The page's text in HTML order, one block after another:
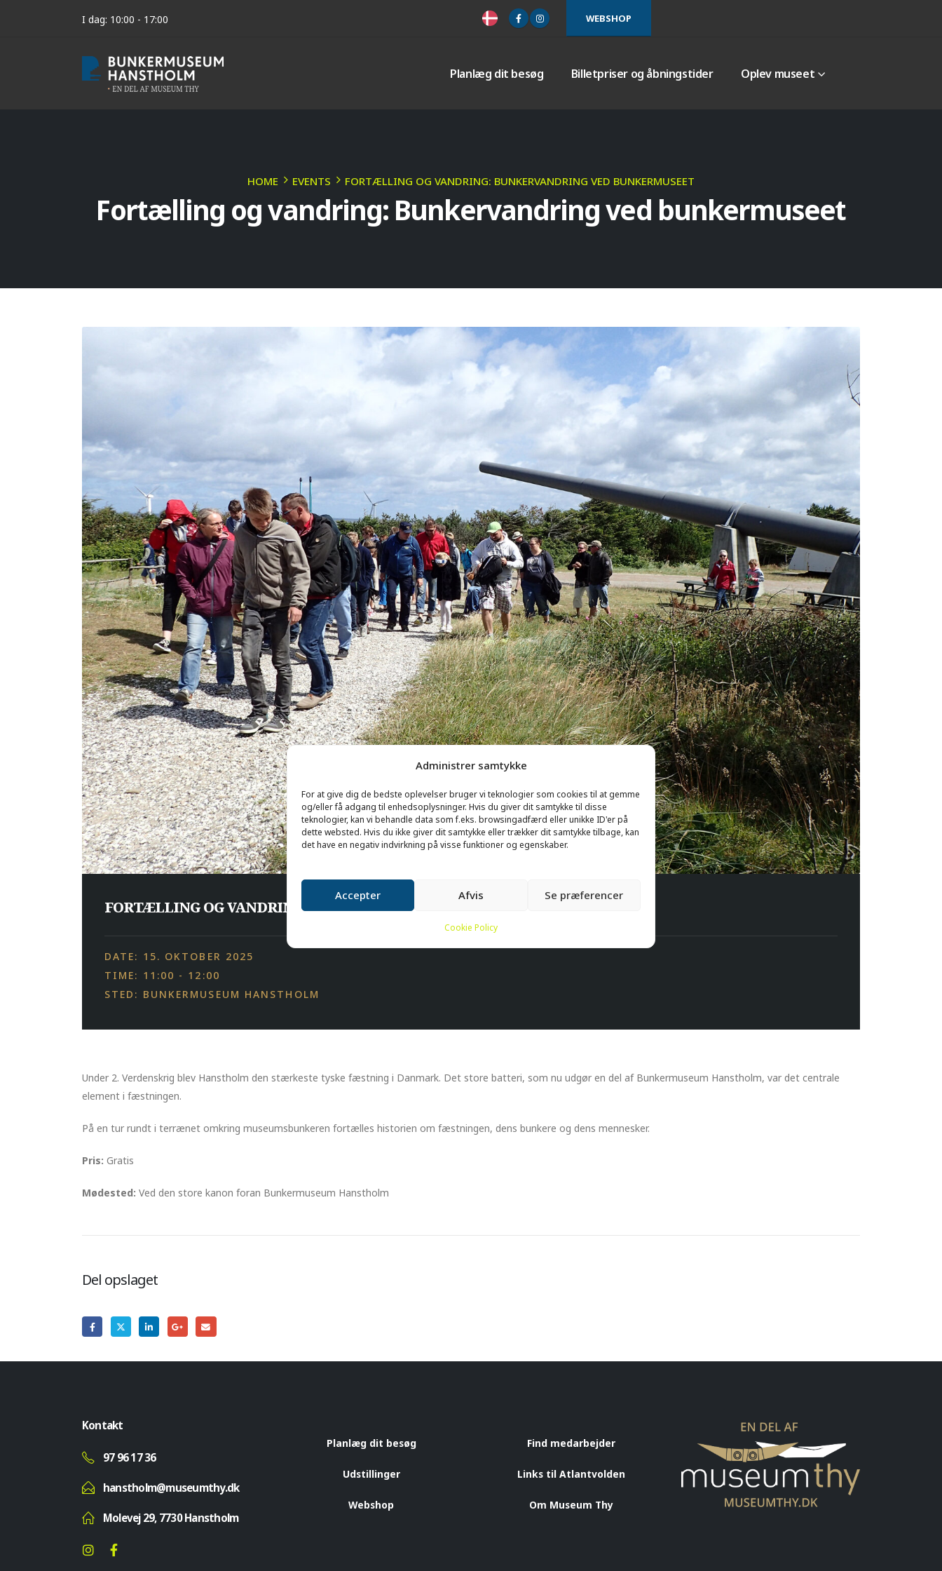
Administrer samtykke
For at give dig de bedste oplevelser bruger vi teknologier som cookies til at gemme
og/eller få adgang til enhedsoplysninger. Hvis du giver dit samtykke til disse
teknologier, kan vi behandle data som f.eks. browsingadfærd eller unikke ID'er på
dette websted. Hvis du ikke giver dit samtykke eller trækker dit samtykke tilbage, kan
det have en negativ indvirkning på visse funktioner og egenskaber.
Accepter Afvis Se præferencer
Cookie Policy
I dag: 10:00 - 17:00 WEBSHOP
Planlæg dit besøg Billetpriser og åbningstider Oplev museet
HOME EVENTS FORTÆLLING OG VANDRING: BUNKERVANDRING VED BUNKERMUSEET
Fortælling og vandring: Bunkervandring ved bunkermuseet
FORTÆLLING OG VANDRING: BUNKERVANDRING VED BUNKERMUSEET
DATE: 15. OKTOBER 2025
TIME: 11:00 - 12:00
STED: BUNKERMUSEUM HANSTHOLM
Under 2. Verdenskrig blev Hanstholm den stærkeste tyske fæstning i Danmark. Det store batteri, som nu udgør en del af Bunkermuseum Hanstholm, var det centrale
element i fæstningen.
På en tur rundt i terrænet omkring museumsbunkeren fortælles historien om fæstningen, dens bunkere og dens mennesker.
Pris: Gratis
Mødested: Ved den store kanon foran Bunkermuseum Hanstholm
Del opslaget
Kontakt
97 96 17 36
hanstholm@museumthy.dk
Molevej 29, 7730 Hanstholm
Planlæg dit besøg
Udstillinger
Webshop
Find medarbejder
Links til Atlantvolden
Om Museum Thy